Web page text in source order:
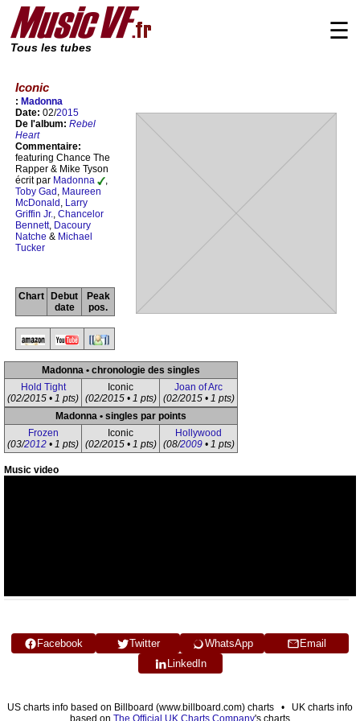
Tous les tubes
☰
Iconic
: Madonna
Date: 02/2015
De l'album: Rebel
Heart
Commentaire:
featuring Chance The
Rapper & Mike Tyson
écrit par Madonna
,
Toby Gad , Maureen
McDonald , Larry
Griffin Jr., Chancelor
Bennett, Dacoury
Natche & Michael
Tucker
Chart
Debut
date
Peak
pos.
Madonna • chronologie des singles
Hold Tight
(02/2015 • 1 pts)
Iconic
(02/2015 • 1 pts)
Joan of Arc
(02/2015 • 1 pts)
Madonna • singles par points
Frozen
(03/2012 • 1 pts)
Iconic
(02/2015 • 1 pts)
Hollywood
(08/2009• 1 pts)
Music video
Facebook Twitter WhatsApp
Email
LinkedIn
US charts info based on Billboard (www.billboard.com) charts • UK charts info
based on The Official UK Charts Company's charts